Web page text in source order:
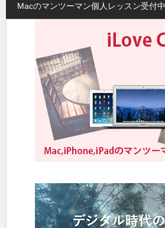
Macのマンツーマン個人レッスン受付中